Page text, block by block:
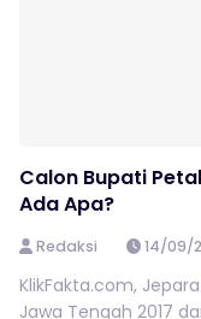
Calon Bupati
Ada Apa?
Redaksi 14/09/
KlikFakta.com,
Jawa Tengah 2017